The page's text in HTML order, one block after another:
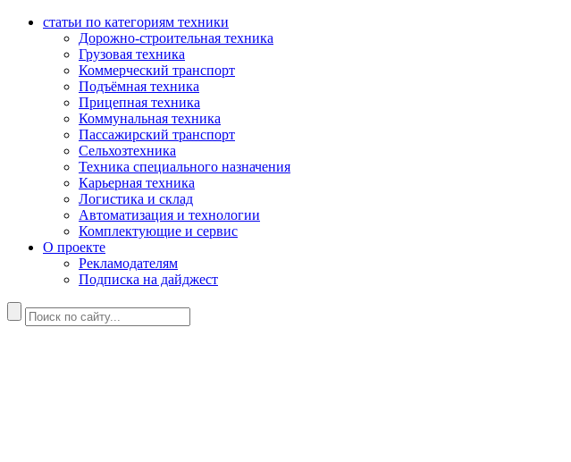
статьи по категориям техники
Дорожно-строительная техника
Грузовая техника
Коммерческий транспорт
Подъёмная техника
Прицепная техника
Коммунальная техника
Пассажирский транспорт
Сельхозтехника
Техника специального назначения
Карьерная техника
Логистика и склад
Автоматизация и технологии
Комплектующие и сервис
О проекте
Рекламодателям
Подписка на дайджест